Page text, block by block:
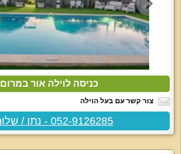
כניסה לוילה אור במרום
צור קשר עם בעל הוילה
052-9126285 - נתן / שלומית